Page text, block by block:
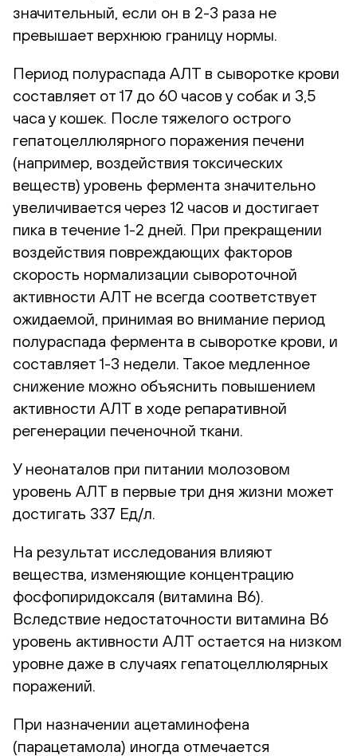
значительный, если он в 2-3 раза не
превышает верхнюю границу нормы.
Период полураспада АЛТ в сыворотке крови
составляет от 17 до 60 часов у собак и 3,5
часа у кошек. После тяжелого острого
гепатоцеллюлярного поражения печени
(например, воздействия токсических
веществ) уровень фермента значительно
увеличивается через 12 часов и достигает
пика в течение 1-2 дней. При прекращении
воздействия повреждающих факторов
скорость нормализации сывороточной
активности АЛТ не всегда соответствует
ожидаемой, принимая во внимание период
полураспада фермента в сыворотке крови, и
составляет 1-3 недели. Такое медленное
снижение можно объяснить повышением
активности АЛТ в ходе репаративной
регенерации печеночной ткани.
У неонаталов при питании молозовом
уровень АЛТ в первые три дня жизни может
достигать 337 Ед/л.
На результат исследования влияют
вещества, изменяющие концентрацию
фосфопиридоксаля (витамина В6).
Вследствие недостаточности витамина В6
уровень активности АЛТ остается на низком
уровне даже в случаях гепатоцеллюлярных
поражений.
При назначении ацетаминофена
(парацетамола) иногда отмечается